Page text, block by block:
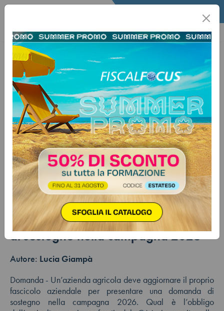
Home Agricoltura Info Agricoltura Agro&Casi
3 ottobre 2025
Categorie: Imprese Agricoltura
Aggiornamento fascicolo
aziendale, obbligatorio per
accedere agli aiuti PAC
Il ruolo del CAA e l’importanza
della tempestiva comunicazione
delle variazioni aziendali per
garantire la validità delle domande
di sostegno nella campagna 2026
Autore: Lucia Giampà
Domanda - Un’azienda agricola deve aggiornare il proprio
fascicolo aziendale per presentare una domanda di
sostegno nella campagna 2026. Qual è l’obbligo